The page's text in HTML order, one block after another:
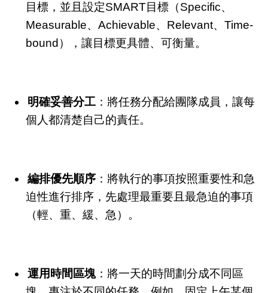
目標，並且設定SMART目標（Specific、
Measurable、Achievable、Relevant、Time-
bound），讓目標更具體、可衡量。
明確妥善分工 ：將任務分配給團隊成員，讓每
個人都清楚自己的責任。
編排優先順序 ：將執行的事項按照重要性和急
迫性進行排序，先處理最重要且最急迫的事項
（輕、重、緩、急）。
運用時間區塊：將一天的時間劃分成不同區